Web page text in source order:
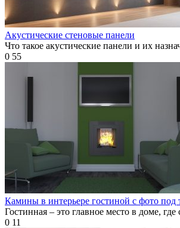
Акустические стеновые панели
Что такое акустические панели и их
0 55
Камины в интерьере гостиной с фото под
Гостинная – это главное место в доме, где
0 11